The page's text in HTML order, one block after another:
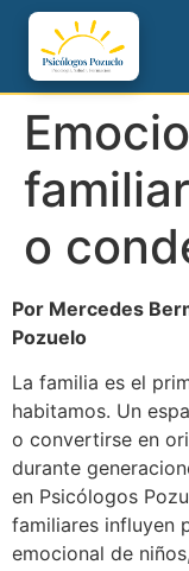
o
Por Mercedes
Pozuelo
La familia es el
habitamos. Un
o convertirse en
durante
en Psicólogos
familiares influyen
emocional de